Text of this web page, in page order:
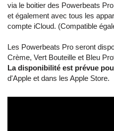
via le boitier des Powerbeats
et également avec tous les
compte iCloud. (Compatible
Les Powerbeats Pro seront
Crème, Vert Bouteille et Bleu
La disponibilité est prévue
d'Apple et dans les Apple Store.